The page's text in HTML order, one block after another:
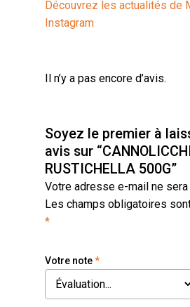
Découvrez les actualités de
Instagram
Il n’y a pas encore d’avis.
Soyez le premier à
avis sur “CANNOLICCHI
RUSTICHELLA 500G”
Votre adresse e-mail ne
Les champs obligatoires
*
Votre note*